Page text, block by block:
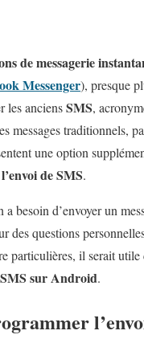
de messagerie
Messenger), presque
les anciensSMS,
messages traditionnels,
une option
de SMS.
a besoin d’envoyer un
des questions
particulières, il serait utile
sur Android.